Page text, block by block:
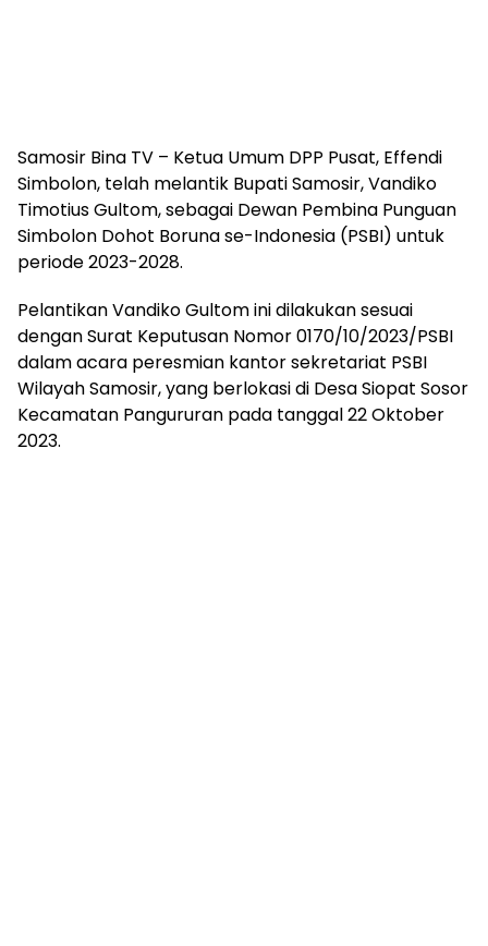
Samosir Bina TV – Ketua Umum DPP Pusat, Effendi
Simbolon, telah melantik Bupati Samosir, Vandiko
Timotius Gultom, sebagai Dewan Pembina Punguan
Simbolon Dohot Boruna se-Indonesia (PSBI) untuk
periode 2023-2028.
Pelantikan Vandiko Gultom ini dilakukan sesuai
dengan Surat Keputusan Nomor 0170/10/2023/PSBI
dalam acara peresmian kantor sekretariat PSBI
Wilayah Samosir, yang berlokasi di Desa Siopat Sosor
Kecamatan Pangururan pada tanggal 22 Oktober
2023.